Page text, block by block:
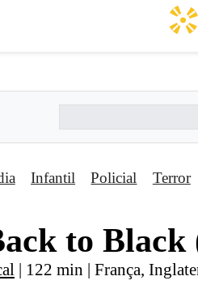
Infantil Policial Terror
to
| 122 min | França,